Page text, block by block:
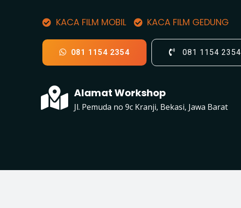
KACA FILM MOBIL KACA FILM GEDUNG
081 1154 2354 081 1154 2354
Alamat Workshop
Jl. Pemuda no 9c Kranji, Bekasi, Jawa Barat